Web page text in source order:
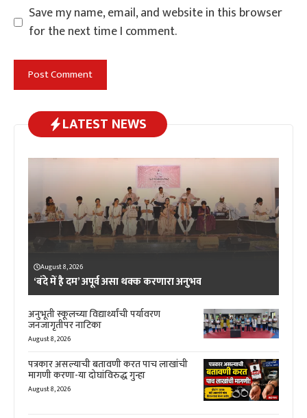
Save my name, email, and website in this browser
for the next time I comment.
LATEST NEWS
August 8, 2026
‘बंदे में है दम’ अपूर्व असा थक्क करणारा अनुभव
अनुभूती स्कूलच्या विद्यार्थ्यांची पर्यावरण
जनजागृतीपर नाटिका
August 8, 2026
पत्रकार असल्याची बतावणी करत पाच लाखांची
मागणी करणा-या दोघांविरुद्ध गुन्हा
August 8, 2026